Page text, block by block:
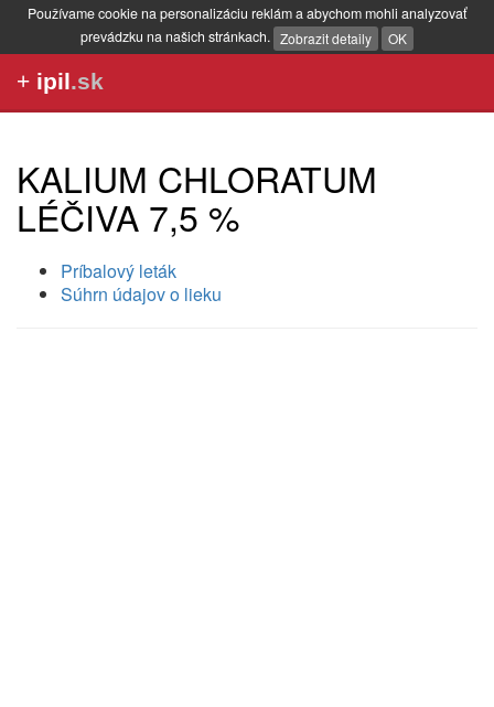
Používame cookie na personalizáciu reklám a abychom mohli analyzovať
prevádzku na našich stránkach. Zobrazit detaily OK
+ ipil.sk
KALIUM CHLORATUM
LÉČIVA 7,5 %
Príbalový leták
Súhrn údajov o lieku